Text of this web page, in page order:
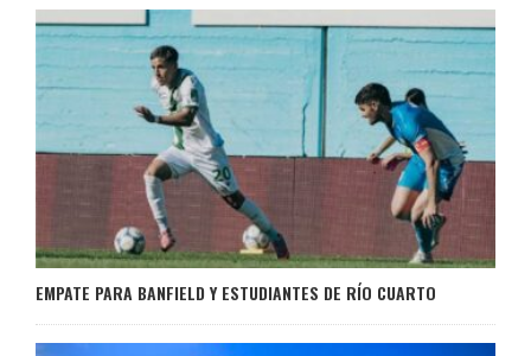
EMPATE PARA BANFIELD Y ESTUDIANTES DE RÍO CUARTO